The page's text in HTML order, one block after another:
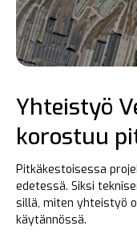
Yhteistyö
korostuu
Pitkäkestoisessa
edetessä. Siksi
sillä, miten yhteistyö
käytännössä.